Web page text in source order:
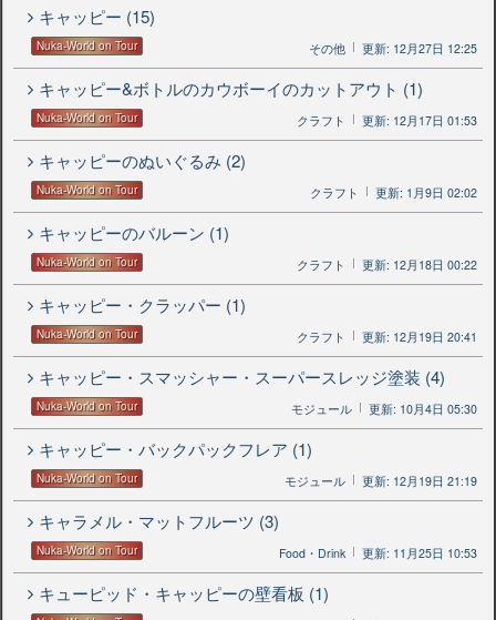
キャッピー (15)
Nuka-World on Tour その他 更新: 12月27日 12:25
キャッピー&ボトルのカウボーイのカットアウト (1)
Nuka-World on Tour クラフト 更新: 12月17日 01:53
キャッピーのぬいぐるみ (2)
Nuka-World on Tour クラフト 更新: 1月9日 02:02
キャッピーのバルーン (1)
Nuka-World on Tour クラフト 更新: 12月18日 00:22
キャッピー・クラッパー (1)
Nuka-World on Tour クラフト 更新: 12月19日 20:41
キャッピー・スマッシャー・スーパースレッジ塗装 (4)
Nuka-World on Tour モジュール 更新: 10月4日 05:30
キャッピー・バックパックフレア (1)
Nuka-World on Tour モジュール 更新: 12月19日 21:19
キャラメル・マットフルーツ (3)
Nuka-World on Tour Food・Drink 更新: 11月25日 10:53
キューピッド・キャッピーの壁看板 (1)